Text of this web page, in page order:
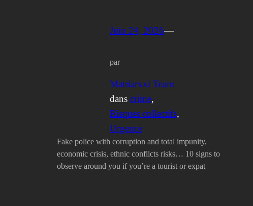
Juin 24, 2026—
par
Matriarxxi Team
dans crime
Risques collectifs
Urgence
Fake police with corruption and total impunity,
economic crisis, ethnic conflicts risks… 10 signs to
observe around you if you’re a tourist or expat